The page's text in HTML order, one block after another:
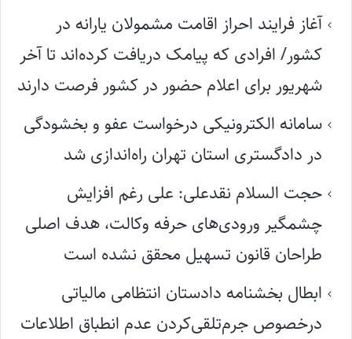
آغاز فرایند احراز اقامت مشمولان یارانه در
کشور/ افرادی که پیامک دریافت کرده‌اند تا آخر
شهریور برای اعلام حضور در کشور فرصت دارند
سامانه الکترونیکی درخواست عفو و بخشودگی
در دادگستری استان تهران راه‌اندازی شد
حجت السلام نقدعلی: علی رغم افزایش
چشمگیر ورودی‌های حرفه وکالت، هدف اصلی
طراحان قانون تسهیل محقق نشده است
ابطال بخشنامه دادستان انتظامی مالیاتی
درخصوص جرم‌تلقی‌کردن عدم انطباق اطلاعات